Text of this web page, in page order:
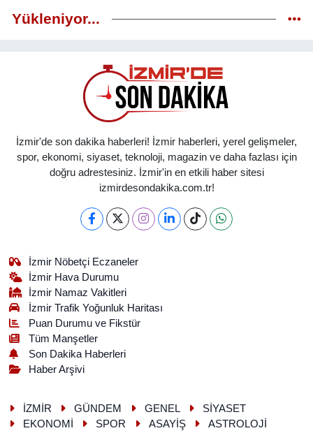
Yükleniyor...
İzmir'de son dakika haberleri! İzmir haberleri, yerel gelişmeler,
spor, ekonomi, siyaset, teknoloji, magazin ve daha fazlası için
doğru adrestesiniz. İzmir'in en etkili haber sitesi
izmirdesondakika.com.tr!
İzmir Nöbetçi Eczaneler
İzmir Hava Durumu
İzmir Namaz Vakitleri
İzmir Trafik Yoğunluk Haritası
Puan Durumu ve Fikstür
Tüm Manşetler
Son Dakika Haberleri
Haber Arşivi
İZMİR GÜNDEM GENEL
SİYASET
EKONOMİ
SPOR ASAYİŞ ASTROLOJİ